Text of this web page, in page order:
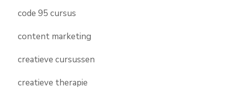
code 95 cursus
content marketing
creatieve cursussen
creatieve therapie